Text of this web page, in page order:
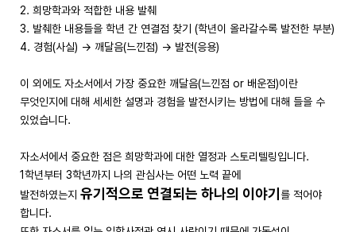
2. 희망학과와 적합한 내용 발췌
3. 발췌한 내용들을 학년 간 연결점 찾기 (학년이 올라갈수록 발전한 부분)
4. 경험(사실) → 깨달음(느낀점) → 발전(응용)
이 외에도 자소서에서 가장 중요한 깨달음(느낀점 or 배운점)이란
무엇인지에 대해 세세한 설명과 경험을 발전시키는 방법에 대해 들을 수
있었습니다.
자소서에서 중요한 점은 희망학과에 대한 열정과 스토리텔링입니다.
1학년부터 3학년까지 나의 관심사는 어떤 노력 끝에
발전하였는지 유기적으로 연결되는 하나의 이야기 를 적어야
합니다.